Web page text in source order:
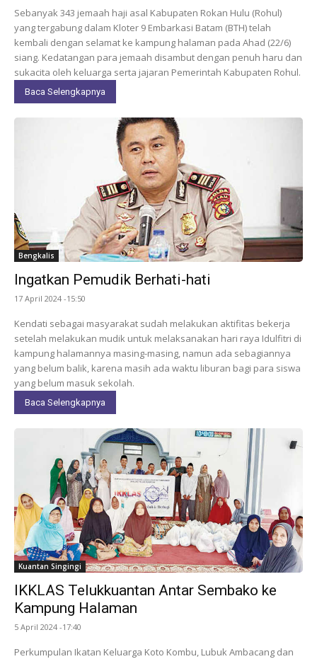
Sebanyak 343 jemaah haji asal Kabupaten Rokan Hulu (Rohul)
yang tergabung dalam Kloter 9 Embarkasi Batam (BTH) telah
kembali dengan selamat ke kampung halaman pada Ahad (22/6)
siang. Kedatangan para jemaah disambut dengan penuh haru dan
sukacita oleh keluarga serta jajaran Pemerintah Kabupaten Rohul.
Baca Selengkapnya
Bengkalis
Ingatkan Pemudik Berhati-hati
17 April 2024 -15:50
Kendati sebagai masyarakat sudah melakukan aktifitas bekerja
setelah melakukan mudik untuk melaksanakan hari raya Idulfitri di
kampung halamannya masing-masing, namun ada sebagiannya
yang belum balik, karena masih ada waktu liburan bagi para siswa
yang belum masuk sekolah.
Baca Selengkapnya
Kuantan Singingi
IKKLAS Telukkuantan Antar Sembako ke
Kampung Halaman
5 April 2024 -17:40
Perkumpulan Ikatan Keluarga Koto Kombu, Lubuk Ambacang dan